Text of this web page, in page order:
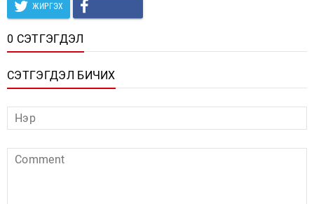
ЖИРГЭХ
0 СЭТГЭГДЭЛ
СЭТГЭГДЭЛ БИЧИХ